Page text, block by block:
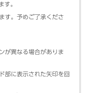
す。
す。予めご了承くださ
が異なる場合がありま
部に表示された矢印を回